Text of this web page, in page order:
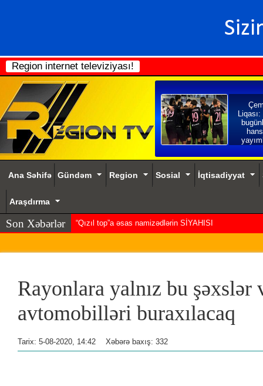
Region internet televiziyası!
Ana Səhifə Gündəm Region Sosial İqtisadiyyat
Araşdırma
Son Xəbərlər “Qızıl top”a əsas namizədlərin SİYAHISI
Rayonlara yalnız bu şəxslər
avtomobilləri buraxılacaq
Tarix: 5-08-2020, 14:42 Xəbərə baxış: 332